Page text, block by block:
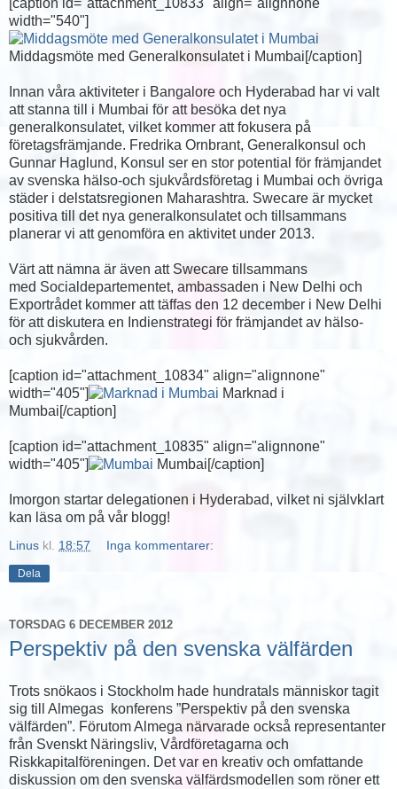
[caption id="attachment_10833" align="alignnone"
width="540"]
Middagsmöte med Generalkonsulatet i Mumbai[/caption]
Innan våra aktiviteter i Bangalore och Hyderabad har vi valt
att stanna till i Mumbai för att besöka det nya
generalkonsulatet, vilket kommer att fokusera på
företagsfrämjande. Fredrika Ornbrant, Generalkonsul och
Gunnar Haglund, Konsul ser en stor potential för främjandet
av svenska hälso-och sjukvårdsföretag i Mumbai och övriga
städer i delstatsregionen Maharashtra. Swecare är mycket
positiva till det nya generalkonsulatet och tillsammans
planerar vi att genomföra en aktivitet under 2013.
Värt att nämna är även att Swecare tillsammans
med Socialdepartementet, ambassaden i New Delhi och
Exportrådet kommer att täffas den 12 december i New Delhi
för att diskutera en Indienstrategi för främjandet av hälso-
och sjukvården.
[caption id="attachment_10834" align="alignnone"
width="405"]
Marknad i
Mumbai[/caption]
[caption id="attachment_10835" align="alignnone"
width="405"]
Mumbai[/caption]
Imorgon startar delegationen i Hyderabad, vilket ni självklart
kan läsa om på vår blogg!
Linus kl. 18:57 Inga kommentarer:
Dela
TORSDAG 6 DECEMBER 2012
Perspektiv på den svenska välfärden
Trots snökaos i Stockholm hade hundratals människor tagit
sig till Almegas konferens ”Perspektiv på den svenska
välfärden”. Förutom Almega närvarade också representanter
från Svenskt Näringsliv, Vårdföretagarna och
Riskkapitalföreningen. Det var en kreativ och omfattande
diskussion om den svenska välfärdsmodellen som röner ett